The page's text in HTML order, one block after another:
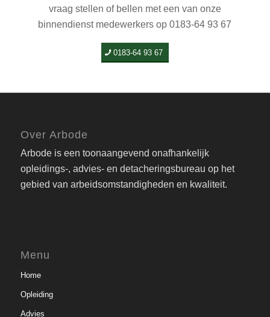
vraag stellen of bellen met een van onze
binnendienst medewerkers op 0183-64 93 67
0183-64 93 67
Over Arbode
Arbode is een toonaangevend onafhankelijk
opleidings-, advies- en detacheringsbureau op het
gebied van arbeidsomstandigheden en kwaliteit.
Menu
Home
Opleiding
Advies